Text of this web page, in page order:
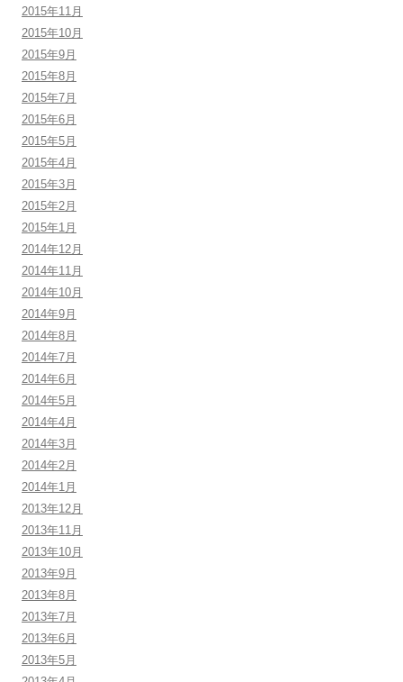
2015年11月
2015年10月
2015年9月
2015年8月
2015年7月
2015年6月
2015年5月
2015年4月
2015年3月
2015年2月
2015年1月
2014年12月
2014年11月
2014年10月
2014年9月
2014年8月
2014年7月
2014年6月
2014年5月
2014年4月
2014年3月
2014年2月
2014年1月
2013年12月
2013年11月
2013年10月
2013年9月
2013年8月
2013年7月
2013年6月
2013年5月